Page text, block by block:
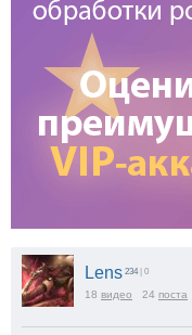
Lens 234 | 0
18 видео 24 поста